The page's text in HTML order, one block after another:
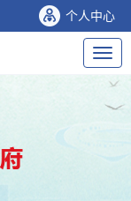
个人中心
导
航